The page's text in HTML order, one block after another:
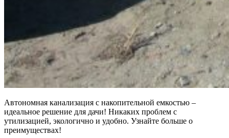
Автономная канализация с накопительной емкостью –
идеальное решение для дачи! Никаких проблем с
утилизацией, экологично и удобно. Узнайте больше о
преимуществах!